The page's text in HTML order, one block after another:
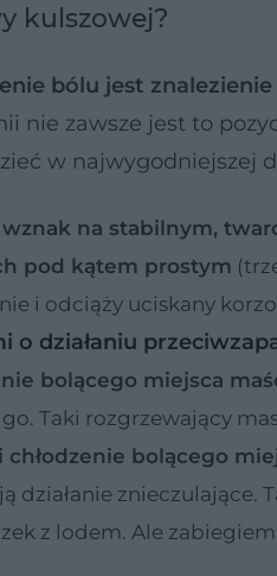
kulszowej?
bólu jest
nie zawsze jest to
w najwygodniejszej
wznak na stabilnym,
pod kątem prostym
i odciąży uciskany
o działaniu
bolącego miejsca
Taki rozgrzewający
bolącego
działanie znieczulające.
z lodem. Ale